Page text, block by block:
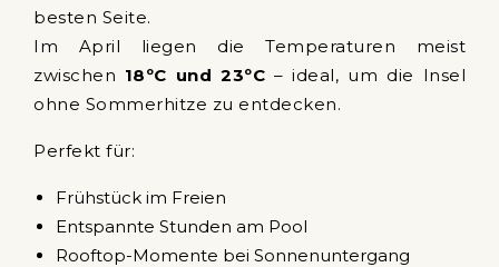
besten Seite.
Im April liegen die Temperaturen meist
zwischen 18ºC und 23ºC – ideal, um die Insel
ohne Sommerhitze zu entdecken.
Perfekt für:
Frühstück im Freien
Entspannte Stunden am Pool
Rooftop-Momente bei Sonnenuntergang